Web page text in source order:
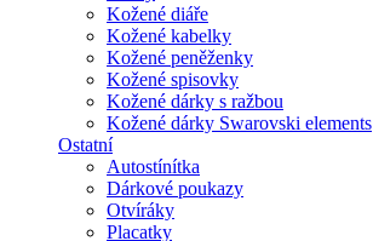
Kožené diáře
Kožené kabelky
Kožené peněženky
Kožené spisovky
Kožené dárky s ražbou
Kožené dárky Swarovski elements
Ostatní
Autostínítka
Dárkové poukazy
Otvíráky
Placatky